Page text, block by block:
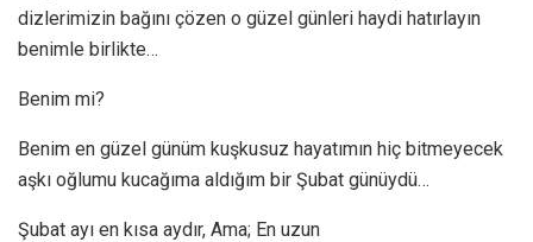
dizlerimizin bağını çözen o güzel günleri haydi hatırlayın
benimle birlikte…
Benim mi?
Benim en güzel günüm kuşkusuz hayatımın hiç bitmeyecek
aşkı oğlumu kucağıma aldığım bir Şubat günüydü…
Şubat ayı en kısa aydır, Ama; En uzun